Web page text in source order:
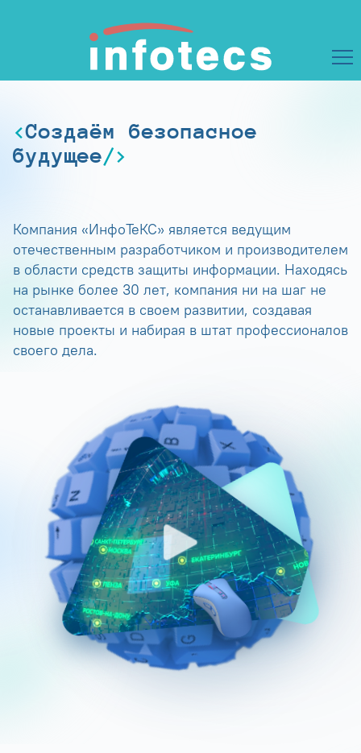
Создаём безопасное
будущее
Компания «ИнфоТеКС» является ведущим
отечественным разработчиком и производителем
в области средств защиты информации. Находясь
на рынке более 30 лет, компания ни на шаг не
останавливается в своем развитии, создавая
новые проекты и набирая в штат профессионалов
своего дела.